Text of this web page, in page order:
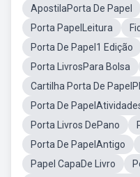
ApostilaPorta De Papel
Porta PapelLeitura
Porta De Papel1 Edição
Porta LivrosPara Bolsa
Cartilha Porta De
Porta De
Porta Livros DePano
Porta De PapelAntigo
Papel CapaDe Livro